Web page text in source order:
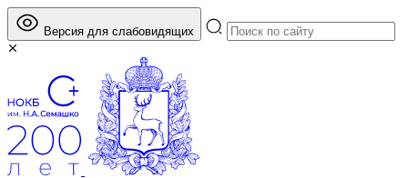
Версия для слабовидящих